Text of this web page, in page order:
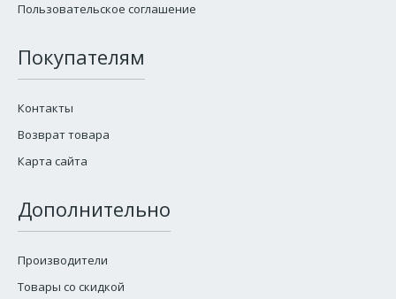
Пользовательское соглашение
Покупателям
Контакты
Возврат товара
Карта сайта
Дополнительно
Производители
Товары со скидкой